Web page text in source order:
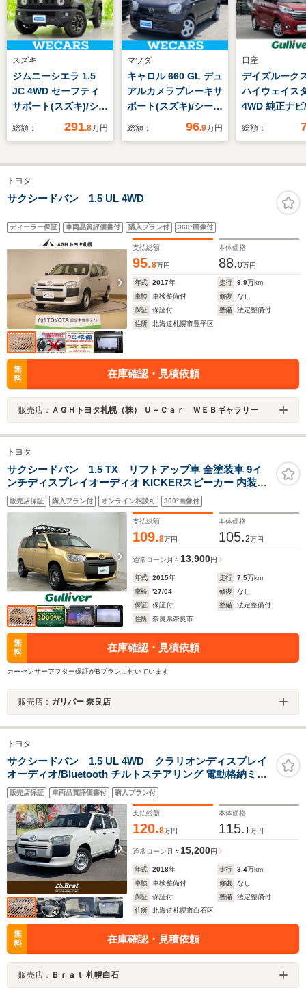
スズキ
ジムニーシエラ 1.5
JC 4WD セーフティ
サポート(スズキ)/シー
トヒーター 前席/車線
LED/ETC/EBD付ABS/
横滑り防止装置/アイ
ドリングストップ/ク
総額： 291.8万円
マツダ
キャロル 660 GL デュ
アルカメラブレーキサ
ポート(スズキ)/シート
ヒーター 運転席/車線
防止装置/アイドリン
アバッグ サイド
総額： 96.9万円
日産
デイズルーク
ハイウェイス
4WD 純正ナ
グTV/全周囲
ングストップ/
ートヒーター/
ュスタート/ス
ト/ドアバイザ
総額：
トヨタ
サクシードバン 1.5 UL 4WD
ディーラー保証 車両品質評価書付 購入プラン付 360°画像付
支払総額
95.8万円
本体価格
88.0万円
年式 2017年 走行 9.9万km
車検
車検整備付 修復
なし
保証
保証付 整備
法定整備付
住所
北海道札幌市豊平区
無
料
在庫確認・見積依頼
販売店： ＡＧＨトヨタ札幌（株） Ｕ－Ｃａｒ ＷＥＢギャラリー
トヨタ
サクシードバン 1.5 TX リフトアップ車 全塗装車 9イ
ンチディスプレイオーディオ KICKERスピーカー 内装板
張りカスタム車 バックカメラ サイドカメラ THULEルー
フキャリア ETC 純正フロアマット 電動格納ミラー
販売店保証 購入プラン付 オンライン相談可 360°画像付
支払総額
109.8万円
本体価格
105.2万円
通常ローン 月々 13,900円
年式 2015年 走行 7.5万km
車検
'27/04 修復
なし
保証
保証付 整備
法定整備付
住所
奈良県奈良市
無
料
在庫確認・見積依頼
カーセンサーアフター保証がBプランに付いています
販売店： ガリバー 奈良店
トヨタ
サクシードバン 1.5 UL 4WD クラリオンディスプレイ
オーディオ/Bluetooth チルトステアリング 電動格納ミラ
ー バックカメラ 衝突被害軽減ブレーキ アクセル踏み間違
い防止装置
販売店保証 車両品質評価書付 購入プラン付
支払総額
120.8万円
本体価格
115. 1 万円
通常ローン 月々 15,200円
年式 2018年 走行 3.4万km
車検
車検整備付 修復
なし
保証
保証付 整備
法定整備付
住所
北海道札幌市白石区
無
料
在庫確認・見積依頼
販売店： Ｂｒａｔ 札幌白石